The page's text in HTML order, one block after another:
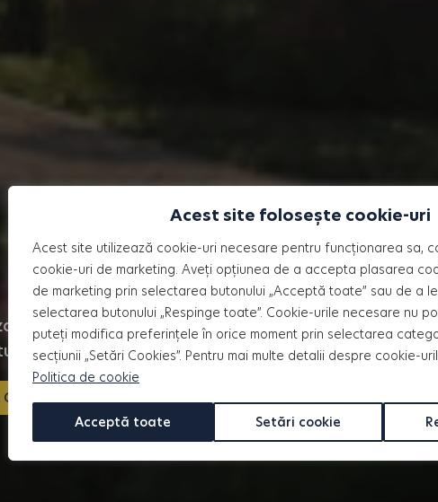
Acest site folosește cookie-uri
Acest site utilizează cookie-uri necesare pentru funcționarea sa,
cookie-uri de marketing. Aveți opțiunea de a accepta plasarea
de marketing prin selectarea butonului „Acceptă toate” sau de a
selectarea butonului „Respinge toate”. Cookie-urile necesare nu
puteți modifica preferințele în orice moment prin selectarea
secțiunii „Setări Cookies”. Pentru mai multe detalii despre cookie-
Politica de cookie
Setări cookie
Acceptă toate
și alegem materiale de calitate înaltă
necesar în viitorul tău apartament.
OFERTĂ